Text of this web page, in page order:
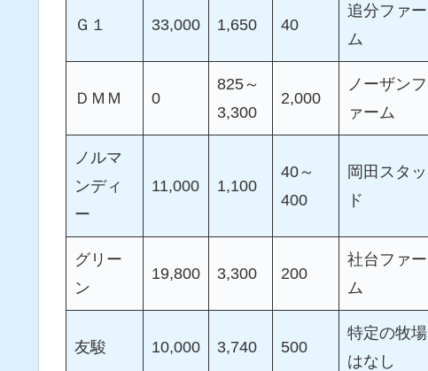
Ｇ１ 33,000 1,650 40
追分ファー
ム
ＤＭＭ 0
825～
3,300
2,000
ノーザンフ
ァーム
ノルマ
ンディ
ー
11,000 1,100
40～
400
岡田スタッ
ド
グリー
ン
19,800 3,300 200
社台ファー
ム
友駿 10,000 3,740 500
特定の牧場
はなし